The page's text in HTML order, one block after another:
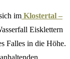
im Klostertal –
Eisklettern
Falles in die Höhe.